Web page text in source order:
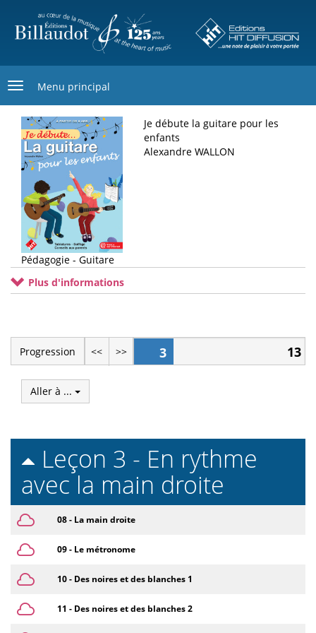
contenu
Menu principal
Je débute la guitare pour les
enfants
Alexandre WALLON
Pédagogie - Guitare
Plus d'informations
Progression << >> 3 13
Aller à ...
Leçon 3 - En rythme
avec la main droite
08 - La main droite
09 - Le métronome
10 - Des noires et des blanches 1
11 - Des noires et des blanches 2